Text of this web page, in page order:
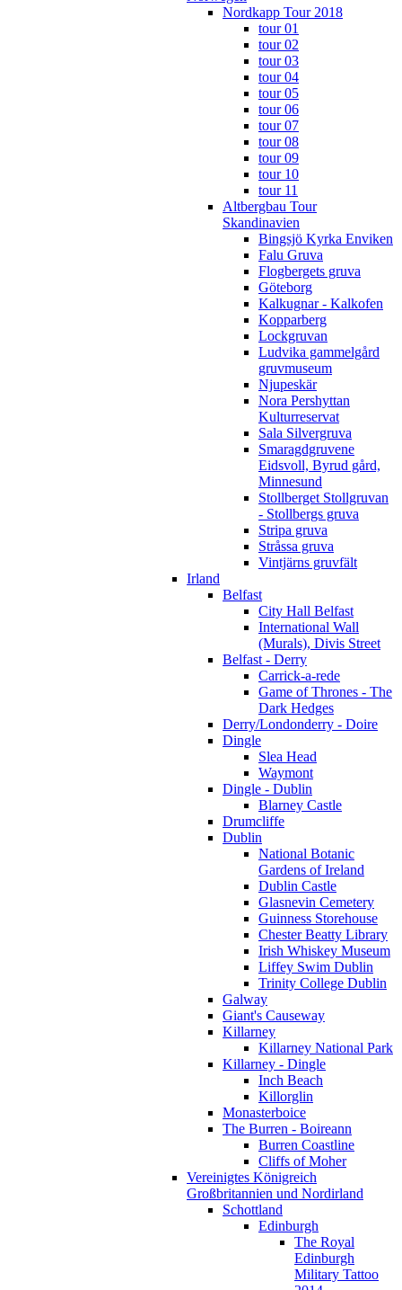
Nordkapp Tour 2018
tour 01
tour 02
tour 03
tour 04
tour 05
tour 06
tour 07
tour 08
tour 09
tour 10
tour 11
Altbergbau Tour
Skandinavien
Bingsjö Kyrka Enviken
Falu Gruva
Flogbergets gruva
Göteborg
Kalkugnar - Kalkofen
Kopparberg
Lockgruvan
Ludvika gammelgård
gruvmuseum
Njupeskär
Nora Pershyttan
Kulturreservat
Sala Silvergruva
Smaragdgruvene
Eidsvoll, Byrud gård,
Minnesund
Stollberget Stollgruvan
- Stollbergs gruva
Stripa gruva
Stråssa gruva
Vintjärns gruvfält
Irland
Belfast
City Hall Belfast
International Wall
(Murals), Divis Street
Belfast - Derry
Carrick-a-rede
Game of Thrones - The
Dark Hedges
Derry/Londonderry - Doire
Dingle
Slea Head
Waymont
Dingle - Dublin
Blarney Castle
Drumcliffe
Dublin
National Botanic
Gardens of Ireland
Dublin Castle
Glasnevin Cemetery
Guinness Storehouse
Chester Beatty Library
Irish Whiskey Museum
Liffey Swim Dublin
Trinity College Dublin
Galway
Giant's Causeway
Killarney
Killarney National Park
Killarney - Dingle
Inch Beach
Killorglin
Monasterboice
The Burren - Boireann
Burren Coastline
Cliffs of Moher
Vereinigtes Königreich
Großbritannien und Nordirland
Schottland
Edinburgh
The Royal
Edinburgh
Military Tattoo